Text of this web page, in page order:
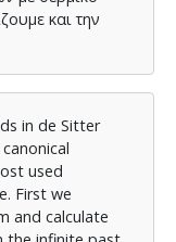
και την
in de Sitter
used
First we
and calculate